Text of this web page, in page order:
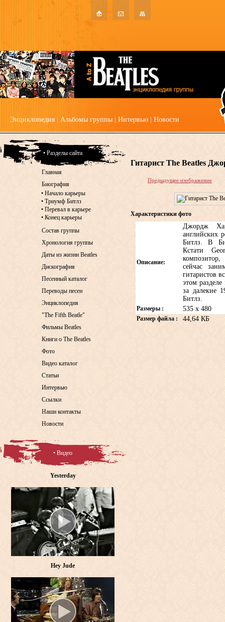
Энциклопедия Альбомы группы Интервью Новости
Гитарист The Beatles
Предыдущее изображение
Характеристики фото
Описание:
Джордж
английских
Битлз. В
Кстати
сейчас
гитаристов
этом
за далекие
Битлз.
Размеры : 535 x 480
Размер файла : 44,64 КБ
• Разделы сайта
Главная
Биография
• Начало карьеры
• Триумф Битлз
• Перевал в карьере
• Конец карьеры
Состав группы
Хронология группы
Даты из жизни Beatles
Дискография
Песенный каталог
Переводы песен
Энциклопедия
"The Fifth Beatle"
Фильмы Beatles
Книги о The Beatles
Фото
Видео каталог
Статьи
Интервью
Ссылки
Наши контакты
Новости
• Видео
Yesterday
Hey Jude